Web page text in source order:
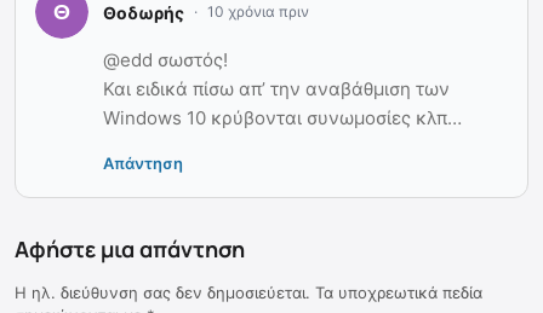
Θοδωρής 10 χρόνια πριν
@edd σωστός!
Και ειδικά πίσω απ’ την αναβάθμιση των
Windows 10 κρύβονται συνωμοσίες κλπ…
Απάντηση
Αφήστε μια απάντηση
Η ηλ. διεύθυνση σας δεν δημοσιεύεται. Τα υποχρεωτικά πεδία